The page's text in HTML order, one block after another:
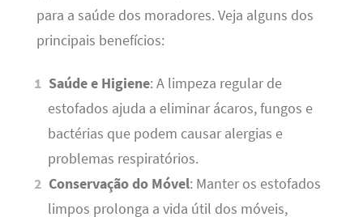
para a saúde dos moradores. Veja alguns dos
principais benefícios:
Saúde e Higiene: A limpeza regular de
estofados ajuda a eliminar ácaros, fungos e
bactérias que podem causar alergias e
problemas respiratórios.
Conservação do Móvel: Manter os estofados
limpos prolonga a vida útil dos móveis,